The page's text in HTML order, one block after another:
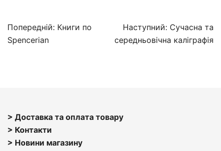
Навігація
записів
Попередній: Книги по
Spencerian
Наступний: Сучасна та
середньовічна каліграфія
> Доставка та оплата товару
> Контакти
> Новини магазину